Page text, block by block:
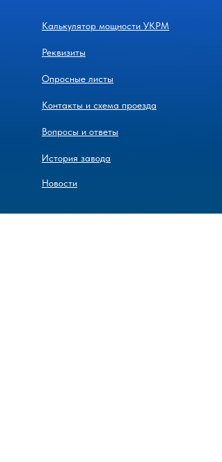
Реквизиты
Калькулятор мощности УКРМ
Опросные листы
Контакты и схема проезда
Вопросы и ответы
Новости
История завода